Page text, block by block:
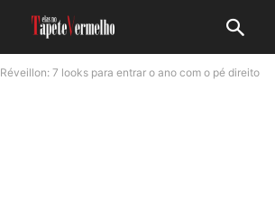
Réveillon: 7 looks para entrar o ano com o pé direito